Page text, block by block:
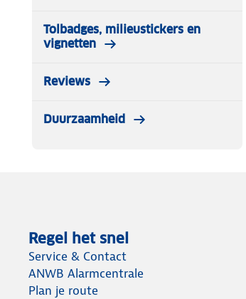
Tolbadges, milieustickers en
vignetten
Reviews
Duurzaamheid
Regel het snel
Service & Contact
ANWB Alarmcentrale
Plan je route